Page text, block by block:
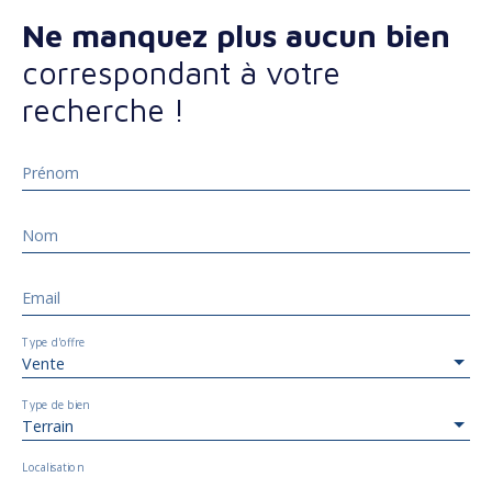
Ne manquez plus aucun bien
correspondant à votre
recherche !
Prénom
Nom
Email
Vente
Type d'offre
Terrain
Type de bien
Localisation